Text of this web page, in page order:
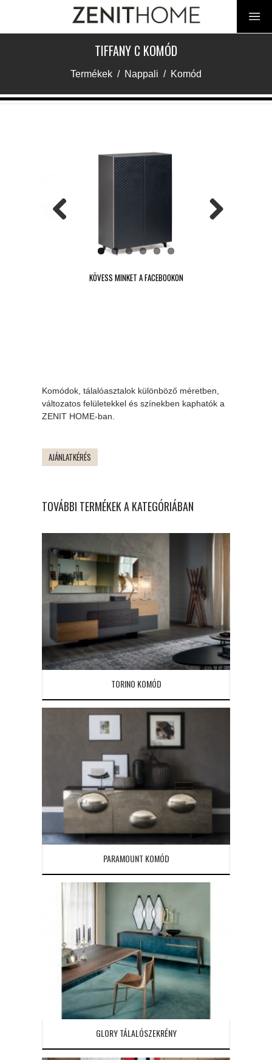
TIFFANY C KOMÓD
Termékek / Nappali / Komód
KÖVESS MINKET A FACEBOOKON
Komódok, tálalóasztalok különböző méretben,
változatos felületekkel és színekben kaphatók a
ZENIT HOME-ban.
AJÁNLATKÉRÉS
TOVÁBBI TERMÉKEK A KATEGÓRIÁBAN
TORINO KOMÓD
PARAMOUNT KOMÓD
GLORY TÁLALÓSZEKRÉNY